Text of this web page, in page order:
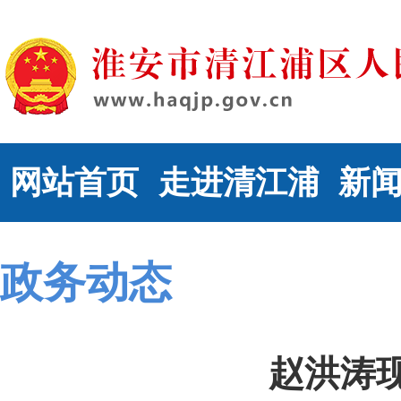
网站首页 走进清江浦 新
政务动态
赵洪涛